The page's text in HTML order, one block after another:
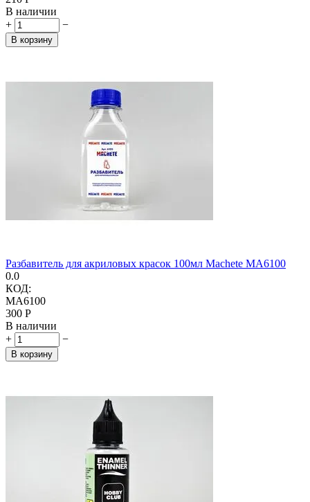
В наличии
+
−
В корзину
Разбавитель для акриловых красок 100мл Machete MA6100
0.0
КОД:
MA6100
‍300‍ Р
В наличии
+
−
В корзину